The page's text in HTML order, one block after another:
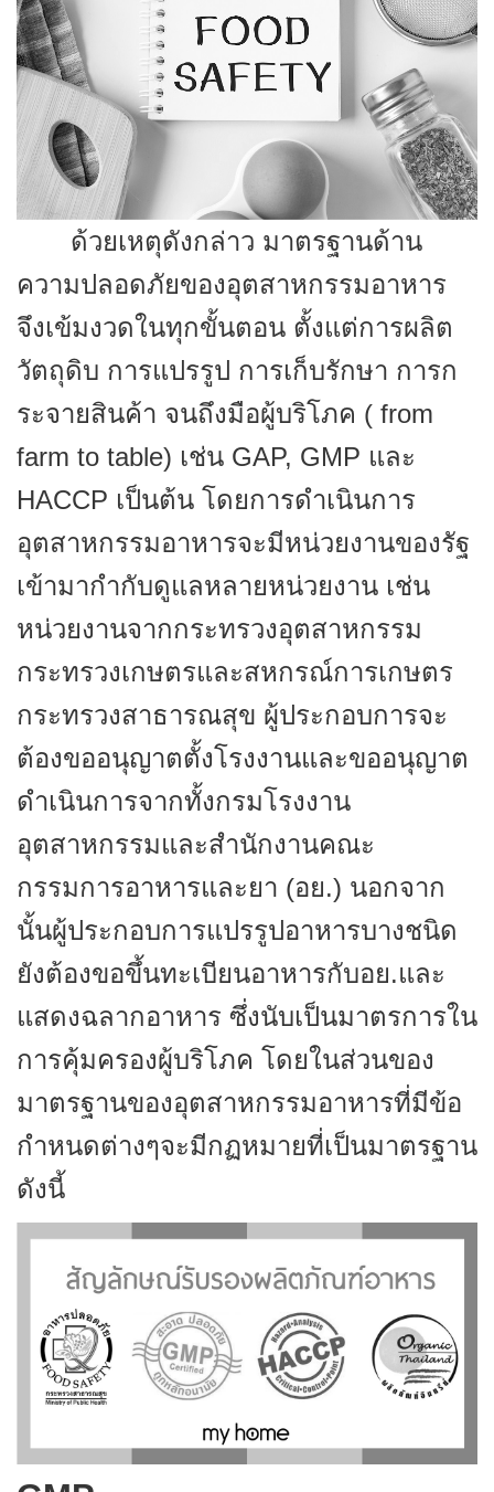
ด้วยเหตุดังกล่าว มาตรฐานด้าน
ความปลอดภัยของอุตสาหกรรมอาหาร
จึงเข้มงวดในทุกขั้นตอน ตั้งแต่การผลิต
วัตถุดิบ การแปรรูป การเก็บรักษา การก
ระจายสินค้า จนถึงมือผู้บริโภค ( from
farm to table) เช่น GAP, GMP และ
HACCP เป็นต้น โดยการดำเนินการ
อุตสาหกรรมอาหารจะมีหน่วยงานของรัฐ
เข้ามากำกับดูแลหลายหน่วยงาน เช่น
หน่วยงานจากกระทรวงอุตสาหกรรม
กระทรวงเกษตรและสหกรณ์การเกษตร
กระทรวงสาธารณสุข ผู้ประกอบการจะ
ต้องขออนุญาตตั้งโรงงานและขออนุญาต
ดำเนินการจากทั้งกรมโรงงาน
อุตสาหกรรมและสำนักงานคณะ
กรรมการอาหารและยา (อย.) นอกจาก
นั้นผู้ประกอบการแปรรูปอาหารบางชนิด
ยังต้องขอขึ้นทะเบียนอาหารกับอย.และ
แสดงฉลากอาหาร ซึ่งนับเป็นมาตรการใน
การคุ้มครองผู้บริโภค โดยในส่วนของ
มาตรฐานของอุตสาหกรรมอาหารที่มีข้อ
กำหนดต่างๆจะมีกฏหมายที่เป็นมาตรฐาน
ดังนี้